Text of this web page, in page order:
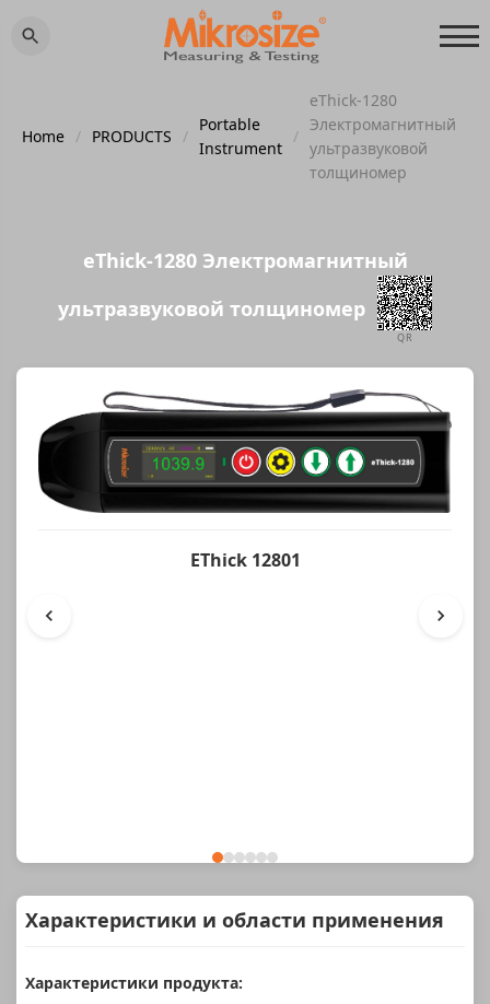
Home / PRODUCTS /
Portable
Instrument
/
eThick-1280
Электромагнитный
ультразвуковой
толщиномер
eThick-1280 Электромагнитный
ультразвуковой толщиномер
QR
EThick 12801
Характеристики и области применения
Характеристики продукта: